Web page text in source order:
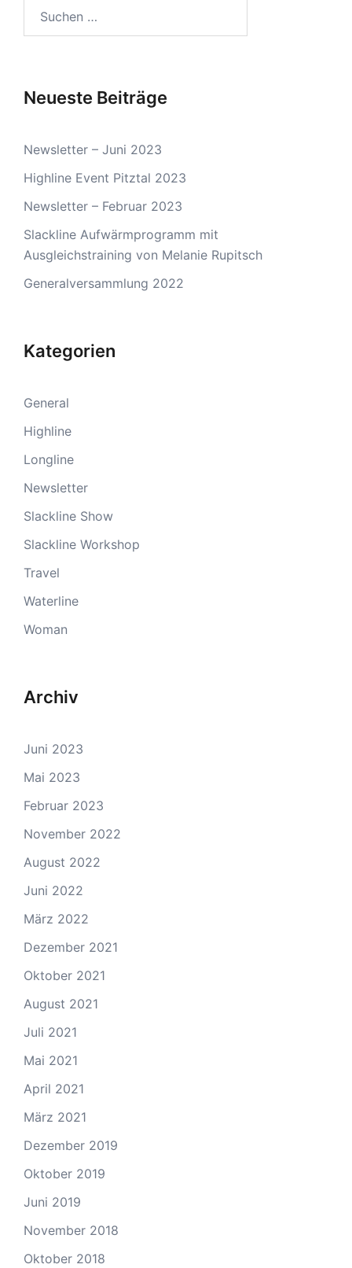
Neueste Beiträge
Newsletter – Juni 2023
Highline Event Pitztal 2023
Newsletter – Februar 2023
Slackline Aufwärmprogramm mit
Ausgleichstraining von Melanie Rupitsch
Generalversammlung 2022
Kategorien
General
Highline
Longline
Newsletter
Slackline Show
Slackline Workshop
Travel
Waterline
Woman
Archiv
Juni 2023
Mai 2023
Februar 2023
November 2022
August 2022
Juni 2022
März 2022
Dezember 2021
Oktober 2021
August 2021
Juli 2021
Mai 2021
April 2021
März 2021
Dezember 2019
Oktober 2019
Juni 2019
November 2018
Oktober 2018